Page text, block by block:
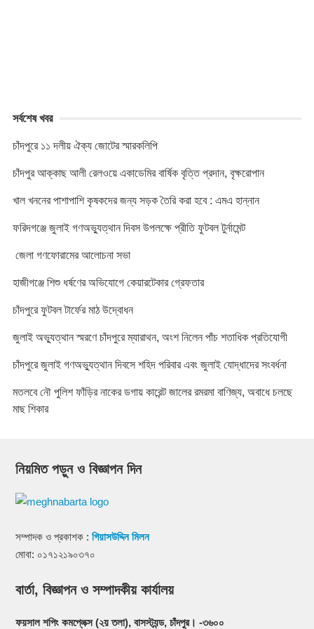
সর্বশেষ খবর
চাঁদপুরে ১১ দলীয় ঐক্য জোটের স্মারকলিপি
চাঁদপুর আক্কাছ আলী রেলওয়ে একাডেমির বার্ষিক বৃত্তি প্রদান, বৃক্ষরোপান
খাল খননের পাশাপাশি কৃষকদের জন্য সড়ক তৈরি করা হবে : এমএ হান্নান
ফরিদগঞ্জে জুলাই গণঅভ্যুত্থান দিবস উপলক্ষে প্রীতি ফুটবল টুর্নামেন্ট
জেলা গণফোরামের আলোচনা সভা
হাজীগঞ্জে শিশু ধর্ষণের অভিযোগে কেয়ারটেকার গ্রেফতার
চাঁদপুরে ফুটবল টার্ফের মাঠ উদ্বোধন
জুলাই অভ্যুত্থান স্মরণে চাঁদপুরে ম্যারাথন, অংশ নিলেন পাঁচ শতাধিক প্রতিযোগী
চাঁদপুরে জুলাই গণঅভ্যুত্থান দিবসে শহিদ পরিবার এবং জুলাই যোদ্ধাদের সংবর্ধনা
মতলবে নৌ পুলিশ ফাঁড়ির নাকের ডগায় কারেন্ট জালের রমরমা বাণিজ্য, অবাধে চলছে
মাছ শিকার
নিয়মিত পড়ুন ও বিজ্ঞাপন দিন
সম্পাদক ও প্রকাশক : গিয়াসউদ্দিন মিলন
মোবা: ০১৭১২১৯০৩৭০
বার্তা, বিজ্ঞাপন ও সম্পাদকীয় কার্যালয়
ফয়সাল শপিং কমপ্লেক্স (২য় তলা), বাসস্ট্যন্ড, চাঁদপুর। -৩৬০০